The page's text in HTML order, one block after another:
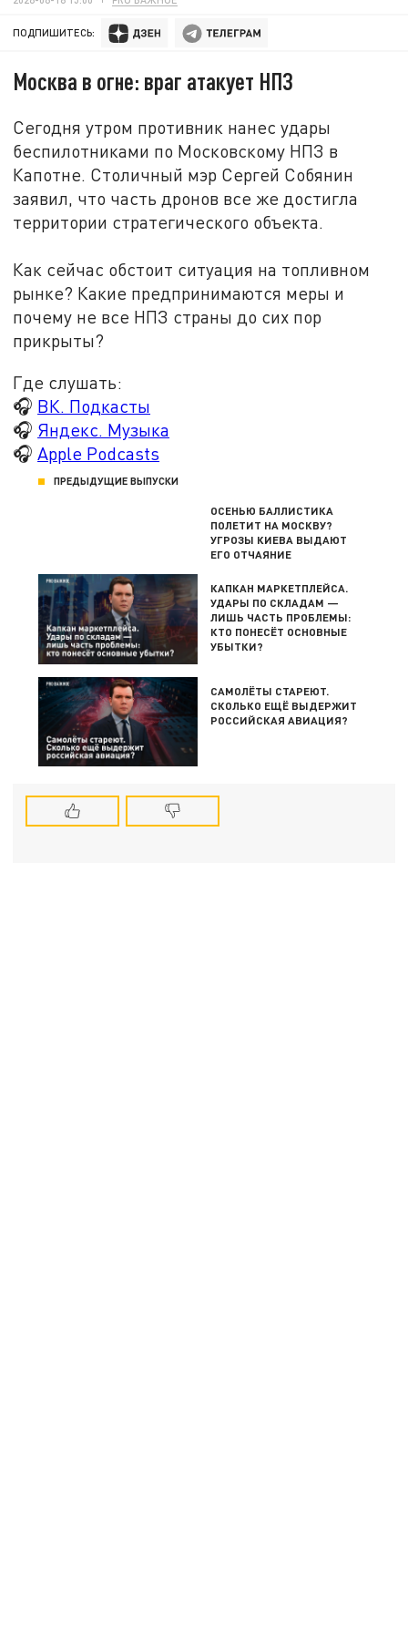
ПОДПИШИТЕСЬ:
Москва в огне: враг атакует НПЗ
Сегодня утром противник нанес удары
беспилотниками по Московскому НПЗ в
Капотне. Столичный мэр Сергей Собянин
заявил, что часть дронов все же достигла
территории стратегического объекта.
Как сейчас обстоит ситуация на топливном
рынке? Какие предпринимаются меры и
почему не все НПЗ страны до сих пор
прикрыты?
Где слушать:
🎧 ВК. Подкасты
🎧 Яндекс. Музыка
🎧 Apple Podcasts
ПРЕДЫДУЩИЕ ВЫПУСКИ
ОСЕНЬЮ БАЛЛИСТИКА
ПОЛЕТИТ НА МОСКВУ?
УГРОЗЫ КИЕВА ВЫДАЮТ
ЕГО ОТЧАЯНИЕ
КАПКАН МАРКЕТПЛЕЙСА.
УДАРЫ ПО СКЛАДАМ —
ЛИШЬ ЧАСТЬ ПРОБЛЕМЫ:
КТО ПОНЕСЁТ ОСНОВНЫЕ
УБЫТКИ?
САМОЛЁТЫ СТАРЕЮТ.
СКОЛЬКО ЕЩЁ ВЫДЕРЖИТ
РОССИЙСКАЯ АВИАЦИЯ?